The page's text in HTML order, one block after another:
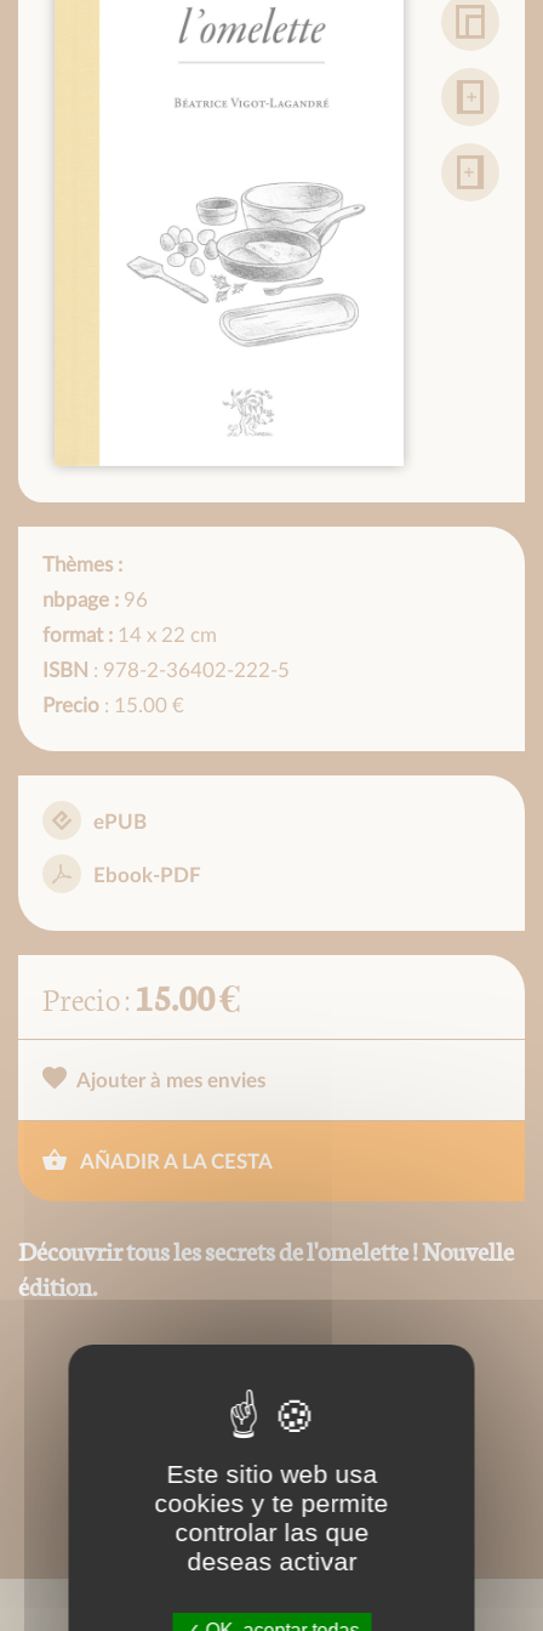
Thèmes :
nbpage : 96
format : 14 x 22 cm
ISBN : 978-2-36402-222-5
Precio : 15.00 €
ePUB
Ebook-PDF
Precio :15.00 €
Ajouter à mes envies
AÑADIR A LA CESTA
Découvrir tous les secrets de l'omelette ! Nouvelle
édition.
Este sitio web usa
cookies y te permite
controlar las que
deseas activar